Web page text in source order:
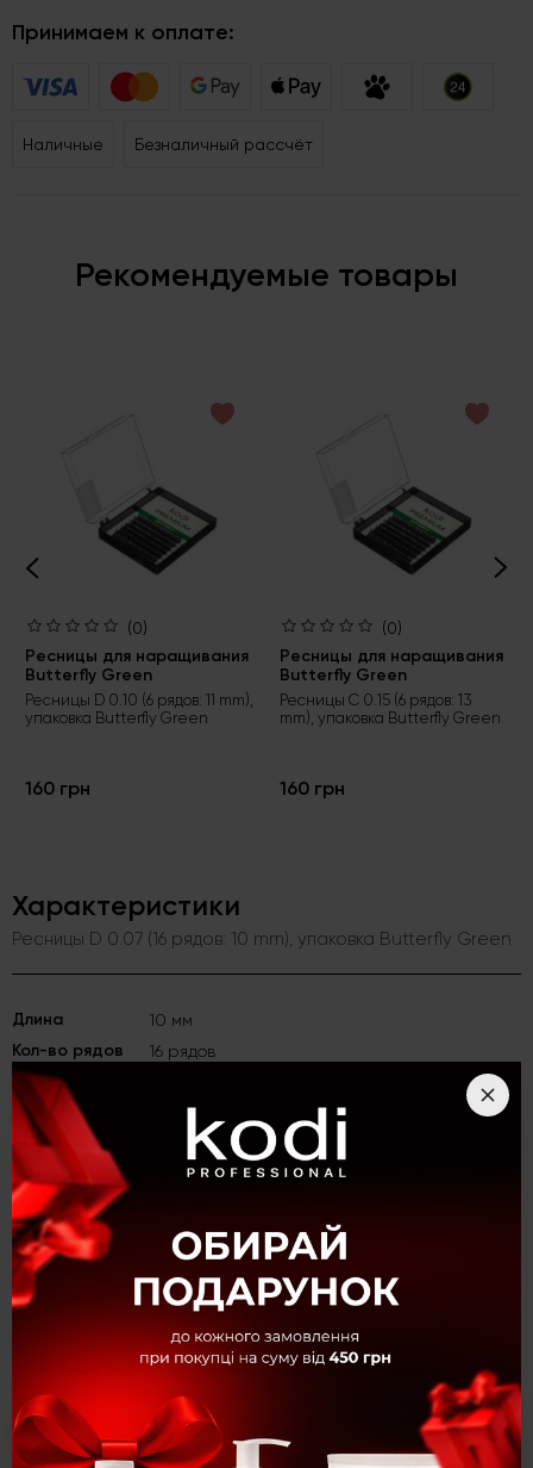
×
Принимаем к оплате:
Наличные Безналичный рассчёт
Рекомендуемые товары
(0)
Ресницы для наращивания
Butterfly Green
Ресницы D 0.10 (6 рядов: 11 mm),
упаковка Butterfly Green
160 грн
(0)
Ресницы для наращивания
Butterfly Green
Ресницы C 0.15 (6 рядов: 13
mm), упаковка Butterfly Green
160 грн
Характеристики
Ресницы D 0.07 (16 рядов: 10 mm), упаковка Butterfly Green
Длина 10 мм
Кол-во рядов 16 рядов
Материал
Толщина
Вид товара Шелковые ресницы (BUTTERFLY)
Плотность
Оттенок
Цвет Черный
Завиток
Категория Ресницы для наращивания
Описание
Ресницы D 0.07 (16 рядов: 10 mm), упаковка Butterfly Green